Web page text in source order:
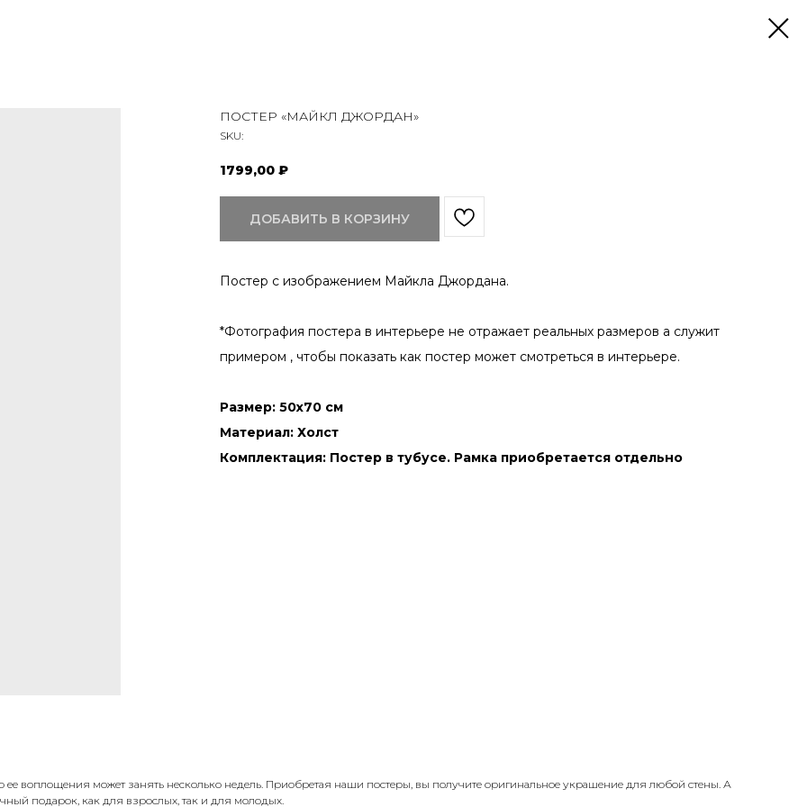
ПОСТЕР «МАЙКЛ ДЖОРДАН»
SKU:
1799,00 ₽
ДОБАВИТЬ В КОРЗИНУ
Постер с изображением Майкла Джордана.
*Фотография постера в интерьере не отражает реальных размеров а служит
примером , чтобы показать как постер может смотреться в интерьере.
Размер: 50х70 см
Материал: Холст
Комплектация: Постер в тубусе. Рамка приобретается отдельно
ее воплощения может занять несколько недель. Приобретая наши постеры, вы получите оригинальное украшение для любой стены. А
подарок, как для взрослых, так и для молодых.